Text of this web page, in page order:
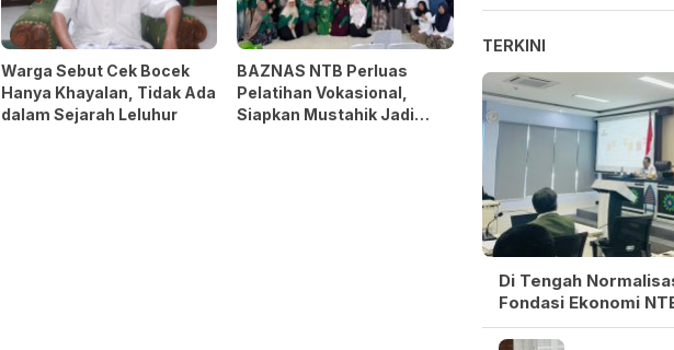
Warga Sebut Cek Bocek
Hanya Khayalan, Tidak Ada
dalam Sejarah Leluhur
BAZNAS NTB Perluas
Pelatihan Vokasional,
Siapkan Mustahik Jadi
TERKINI
Di Tengah
Fondasi Ekonomi